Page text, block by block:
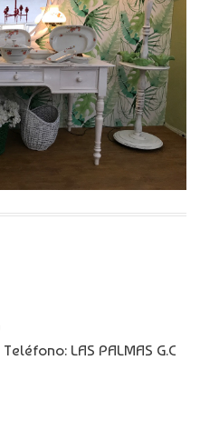
Teléfono: LAS PALMAS G.C